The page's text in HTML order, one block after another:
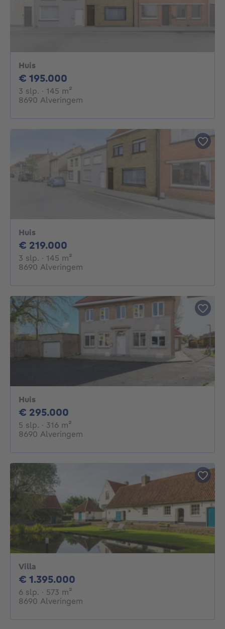
Huis
€ 195.000
3 slp. 3 slaapkamers
· 145 m²
8690 Alveringem
Huis
€ 219.000
3 slp. 3 slaapkamers
· 145 m²
8690 Alveringem
Huis
€ 295.000
5 slp. 5 slaapkamers
· 316 m²
8690 Alveringem
Villa
€ 1.395.000
6 slp. 6 slaapkamers
· 573 m²
8690 Alveringem